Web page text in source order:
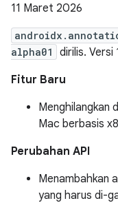
11 Maret 2026
alpha01
dirilis. Versi
Fitur Baru
Menghilangkan
Mac berbasis
Perubahan API
Menambahkan
yang harus di-